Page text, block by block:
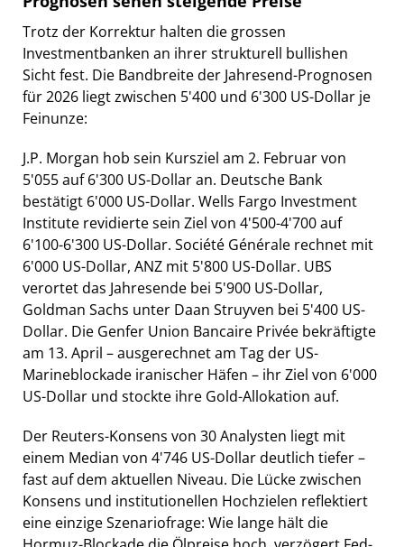
Trotz der Korrektur halten die grossen
Investmentbanken an ihrer strukturell bullishen
Sicht fest. Die Bandbreite der Jahresend-Prognosen
für 2026 liegt zwischen 5'400 und 6'300 US-Dollar je
Feinunze:
J.P. Morgan hob sein Kursziel am 2. Februar von
5'055 auf 6'300 US-Dollar an. Deutsche Bank
bestätigt 6'000 US-Dollar. Wells Fargo Investment
Institute revidierte sein Ziel von 4'500-4'700 auf
6'100-6'300 US-Dollar. Société Générale rechnet mit
6'000 US-Dollar, ANZ mit 5'800 US-Dollar. UBS
verortet das Jahresende bei 5'900 US-Dollar,
Goldman Sachs unter Daan Struyven bei 5'400 US-
Dollar. Die Genfer Union Bancaire Privée bekräftigte
am 13. April – ausgerechnet am Tag der US-
Marineblockade iranischer Häfen – ihr Ziel von 6'000
US-Dollar und stockte ihre Gold-Allokation auf.
Der Reuters-Konsens von 30 Analysten liegt mit
einem Median von 4'746 US-Dollar deutlich tiefer –
fast auf dem aktuellen Niveau. Die Lücke zwischen
Konsens und institutionellen Hochzielen reflektiert
eine einzige Szenariofrage: Wie lange hält die